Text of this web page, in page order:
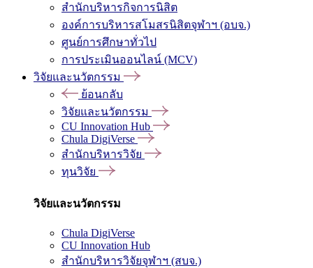
สำนักบริหารกิจการนิสิต
องค์การบริหารสโมสรนิสิตจุฬาฯ (อบจ.)
ศูนย์การศึกษาทั่วไป
การประเมินออนไลน์ (MCV)
วิจัยและนวัตกรรม
ย้อนกลับ
วิจัยและนวัตกรรม
CU Innovation Hub
Chula DigiVerse
สำนักบริหารวิจัย
ทุนวิจัย
วิจัยและนวัตกรรม
Chula DigiVerse
CU Innovation Hub
สำนักบริหารวิจัยจุฬาฯ (สบจ.)